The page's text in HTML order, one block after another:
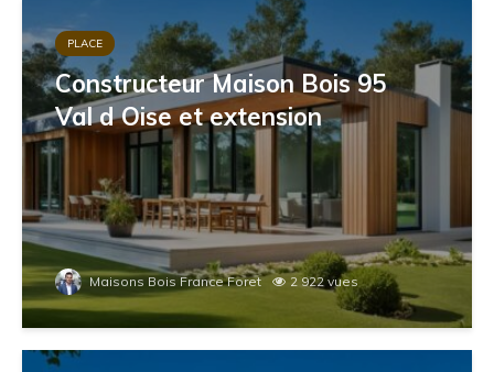
PLACE
Constructeur Maison Bois 95
Val d Oise et extension
Maisons Bois France Foret 2 922 vues